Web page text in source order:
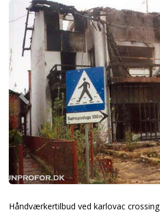
Previous
Håndværkertilbud ved karlovac crossing